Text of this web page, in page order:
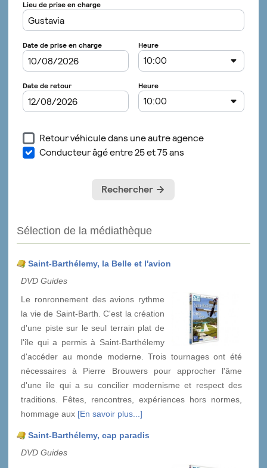
Sélection de la médiathèque
Saint-Barthélemy, la Belle et l'avion
DVD Guides
Le ronronnement des avions rythme
la vie de Saint-Barth. C'est la création
d'une piste sur le seul terrain plat de
l'île qui a permis à Saint-Barthélemy
d'accéder au monde moderne. Trois tournages ont été
nécessaires à Pierre Brouwers pour approcher l'âme
d'une île qui a su concilier modernisme et respect des
traditions. Fêtes, rencontres, expériences hors normes,
hommage aux [En savoir plus...]
Saint-Barthélemy, cap paradis
DVD Guides